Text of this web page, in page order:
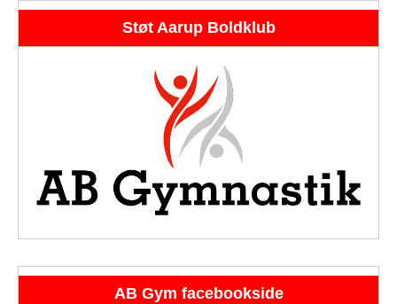
Støt Aarup Boldklub
AB Gym facebookside